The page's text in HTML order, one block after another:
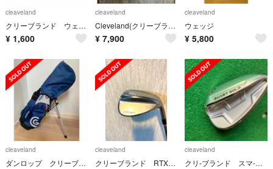
cleaveland
クリーブランド ウェッジ 3本セット
¥ 1,600
cleaveland
Cleveland(クリーブランド) CFXウェッジ 50°
¥ 7,900
cleaveland
ウェッジ
¥ 5,800
cleaveland
ダンロップ クリーブランド ジュニア用ゴルフセット
cleaveland
クリーブランド RTX4 ウェッジ 58-03° DGS200
cleaveland
クリ-ブランド スマ-トソ-ル Ｇ 交渉中 確保